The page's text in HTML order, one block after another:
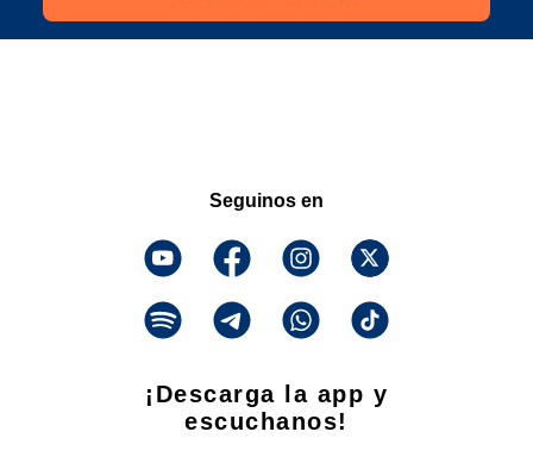
Seguinos en
¡Descarga la app y
escuchanos!